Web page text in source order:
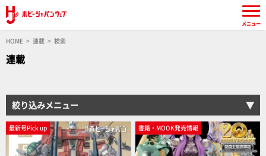
HOME 連載 検索
連載
絞り込みメニュー
最新号Pick up 書籍・MOOK発売情報
メニュー